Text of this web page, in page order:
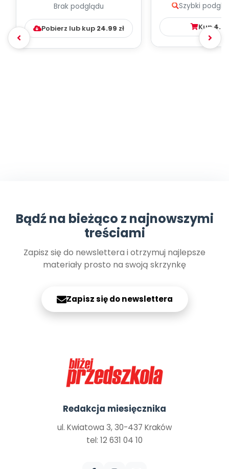
WYCHOWAWCZO –
DYDAKTYC...
Brak podglądu
Pobierz lub kup 24.99 zł
Szybki
Kup
Bądź na bieżąco z najnowszymi
treściami
Zapisz się do newslettera i otrzymuj najlepsze
materiały prosto na swoją skrzynkę
Zapisz się do newslettera
Redakcja miesięcznika
ul. Kwiatowa 3, 30-437 Kraków
tel: 12 631 04 10